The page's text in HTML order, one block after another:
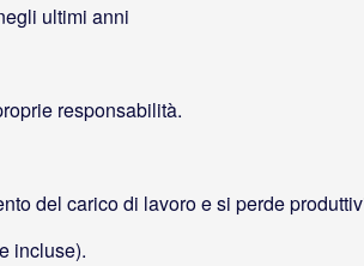
ultimi anni
responsabilità.
del carico di lavoro e si perde
incluse).